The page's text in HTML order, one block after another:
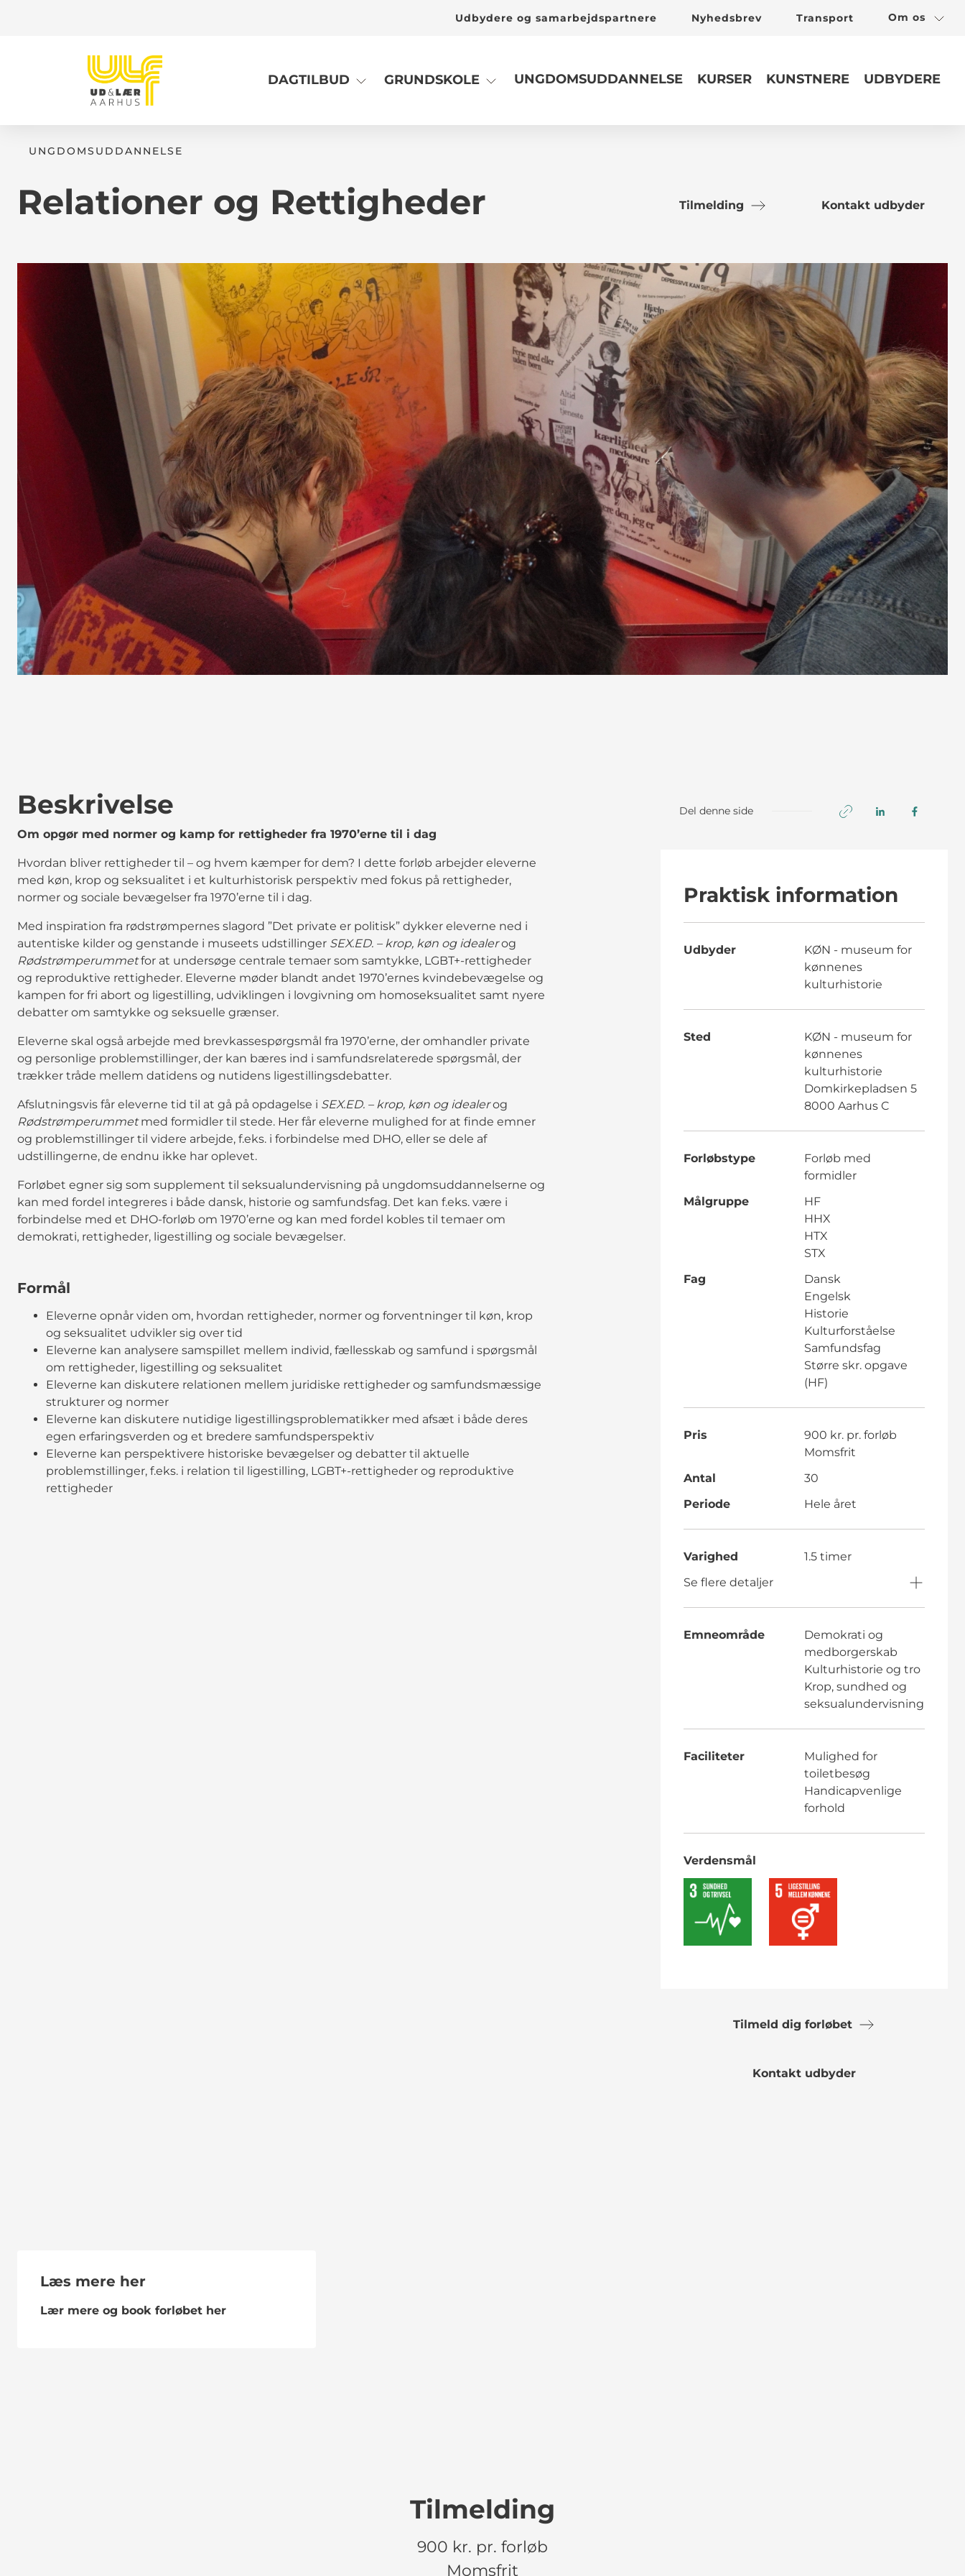
Udbydere og samarbejdspartnere Nyhedsbrev Transport Om os
DAGTILBUD GRUNDSKOLE UNGDOMSUDDANNELSE KURSER KUNSTNERE UDBYDERE
UNGDOMSUDDANNELSE
Relationer og Rettigheder Tilmelding Kontakt udbyder
Beskrivelse
Om opgør med normer og kamp for rettigheder fra 1970’erne til i dag
Hvordan bliver rettigheder til – og hvem kæmper for dem? I dette forløb arbejder eleverne
med køn, krop og seksualitet i et kulturhistorisk perspektiv med fokus på rettigheder,
normer og sociale bevægelser fra 1970’erne til i dag.
Med inspiration fra rødstrømpernes slagord ”Det private er politisk” dykker eleverne ned i
autentiske kilder og genstande i museets udstillinger SEX.ED. – krop, køn og idealerog
Rødstrømperummetfor at undersøge centrale temaer som samtykke, LGBT+-rettigheder
og reproduktive rettigheder. Eleverne møder blandt andet 1970’ernes kvindebevægelse og
kampen for fri abort og ligestilling, udviklingen i lovgivning om homoseksualitet samt nyere
debatter om samtykke og seksuelle grænser.
Eleverne skal også arbejde med brevkassespørgsmål fra 1970’erne, der omhandler private
og personlige problemstillinger, der kan bæres ind i samfundsrelaterede spørgsmål, der
trækker tråde mellem datidens og nutidens ligestillingsdebatter.
Afslutningsvis får eleverne tid til at gå på opdagelse i SEX.ED. – krop, køn og idealerog
Rødstrømperummetmed formidler til stede. Her får eleverne mulighed for at finde emner
og problemstillinger til videre arbejde, f.eks. i forbindelse med DHO, eller se dele af
udstillingerne, de endnu ikke har oplevet.
Forløbet egner sig som supplement til seksualundervisning på ungdomsuddannelserne og
kan med fordel integreres i både dansk, historie og samfundsfag. Det kan f.eks. være i
forbindelse med et DHO-forløb om 1970’erne og kan med fordel kobles til temaer om
demokrati, rettigheder, ligestilling og sociale bevægelser.
Formål
Eleverne opnår viden om, hvordan rettigheder, normer og forventninger til køn, krop
og seksualitet udvikler sig over tid
Eleverne kan analysere samspillet mellem individ, fællesskab og samfund i spørgsmål
om rettigheder, ligestilling og seksualitet
Eleverne kan diskutere relationen mellem juridiske rettigheder og samfundsmæssige
strukturer og normer
Eleverne kan diskutere nutidige ligestillingsproblematikker med afsæt i både deres
egen erfaringsverden og et bredere samfundsperspektiv
Eleverne kan perspektivere historiske bevægelser og debatter til aktuelle
problemstillinger, f.eks. i relation til ligestilling, LGBT+-rettigheder og reproduktive
rettigheder
Del denne side
Praktisk information
Udbyder
KØN - museum for
kønnenes
kulturhistorie
Sted
KØN - museum for
kønnenes
kulturhistorie
Domkirkepladsen 5
8000 Aarhus C
Forløbstype
Forløb med
formidler
Målgruppe
HF
HHX
HTX
STX
Fag
Dansk
Engelsk
Historie
Kulturforståelse
Samfundsfag
Større skr. opgave
(HF)
Pris
900 kr. pr. forløb
Momsfrit
Antal
30
Periode
Hele året
Varighed
1.5 timer
Se flere detaljer
Emneområde
Demokrati og
medborgerskab
Kulturhistorie og tro
Krop, sundhed og
seksualundervisning
Faciliteter
Mulighed for
toiletbesøg
Handicapvenlige
forhold
Verdensmål
Tilmeld dig forløbet
Kontakt udbyder
Læs mere her
Lær mere og book forløbet her
Tilmelding
900 kr. pr. forløb
Momsfrit